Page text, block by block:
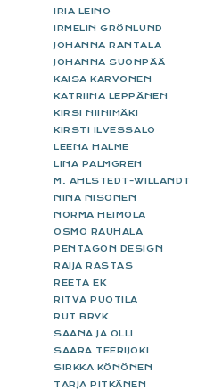
IRIA LEINO
IRMELIN GRÖNLUND
JOHANNA RANTALA
JOHANNA SUONPÄÄ
KAISA KARVONEN
KATRIINA LEPPÄNEN
KIRSI NIINIMÄKI
KIRSTI ILVESSALO
LEENA HALME
LINA PALMGREN
M. AHLSTEDT-WILLANDT
NINA NISONEN
NORMA HEIMOLA
OSMO RAUHALA
PENTAGON DESIGN
RAIJA RASTAS
REETA EK
RITVA PUOTILA
RUT BRYK
SAANA JA OLLI
SAARA TEERIJOKI
SIRKKA KÖNÖNEN
TARJA PITKÄNEN